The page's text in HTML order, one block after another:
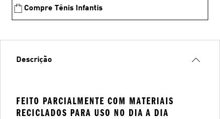
Compre Tênis Infantis
Descrição
FEITO PARCIALMENTE COM MATERIAIS
RECICLADOS PARA USO NO DIA A DIA